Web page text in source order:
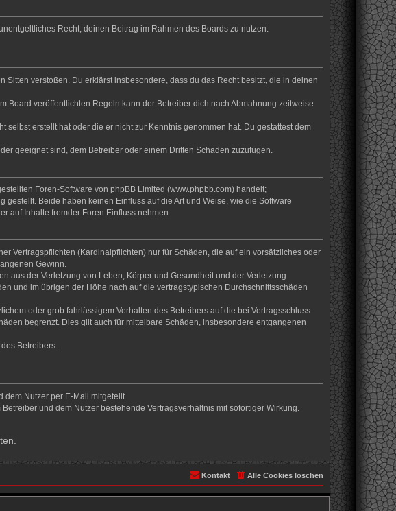
Recht, deinen Beitrag im Rahmen des Boards zu nutzen.
verstoßen. Du erklärst insbesondere, dass du das Recht besitzt, die in deinen
Board veröffentlichten Regeln kann der Betreiber dich nach Abmahnung zeitweise
erstellt hat oder die er nicht zur Kenntnis genommen hat. Du gestattest dem
geeignet sind, dem Betreiber oder einem Dritten Schaden zuzufügen.
Foren-Software von phpBB Limited (www.phpbb.com) handelt;
Beide haben keinen Einfluss auf die Art und Weise, wie die Software
auf Inhalte fremder Foren Einfluss nehmen.
Vertragspflichten (Kardinalpflichten) nur für Schäden, die auf ein vorsätzliches oder
Gewinn.
aus der Verletzung von Leben, Körper und Gesundheit und der Verletzung
und im übrigen der Höhe nach auf die vertragstypischen Durchschnittsschäden
oder grob fahrlässigem Verhalten des Betreibers auf die bei Vertragsschluss
begrenzt. Dies gilt auch für mittelbare Schäden, insbesondere entgangenen
Betreibers.
dem Nutzer per E-Mail mitgeteilt.
und dem Nutzer bestehende Vertragsverhältnis mit sofortiger Wirkung.
Alle Cookies löschen
Kontakt